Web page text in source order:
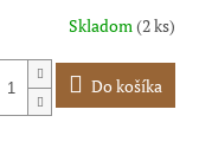
Skladom(2 ks)
Do košíka